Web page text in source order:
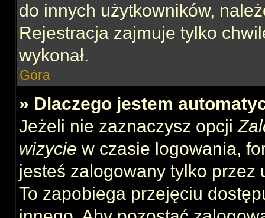
do innych użytkowników,
Rejestracja zajmuje tylko
wykonał.
Góra
» Dlaczego jestem
Jeżeli nie zaznaczysz opcji
wizycie w czasie logowania,
jesteś zalogowany tylko
To zapobiega przejęciu